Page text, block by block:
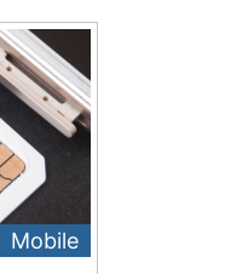
Mobile